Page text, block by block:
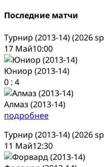
Последние матчи
Турнир (2013-14) (2026
17 Май10:00
Юниор (2013-14)
0 : 4
Алмаз (2013-14)
подробнее
Турнир (2013-14) (2026
11 Май12:30